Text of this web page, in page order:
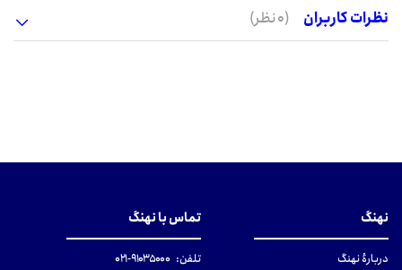
نظرات کاربران (0 نظر)
نهنگ
دربارهٔ نهنگ
تماس با نهنگ
تلفن: ۹۱۰۳۵۰۰۰-۰۲۱